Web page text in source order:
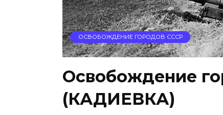
ОСВОБОЖДЕНИЕ ГОРОДОВ СССР
Освобождение
(КАДИЕВКА)